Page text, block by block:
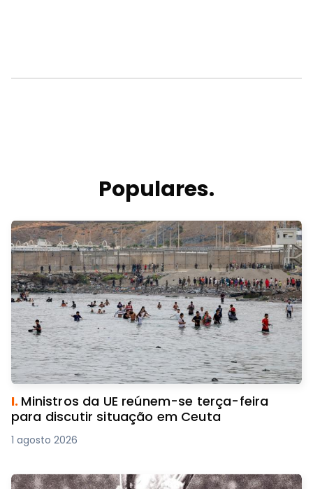
Populares.
I. Ministros da UE reúnem-se terça-feira
para discutir situação em Ceuta
1 agosto 2026